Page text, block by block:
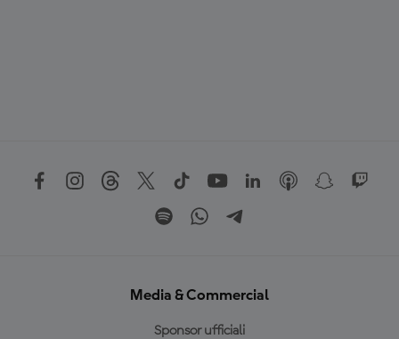
Media & Commercial
Sponsor ufficiali